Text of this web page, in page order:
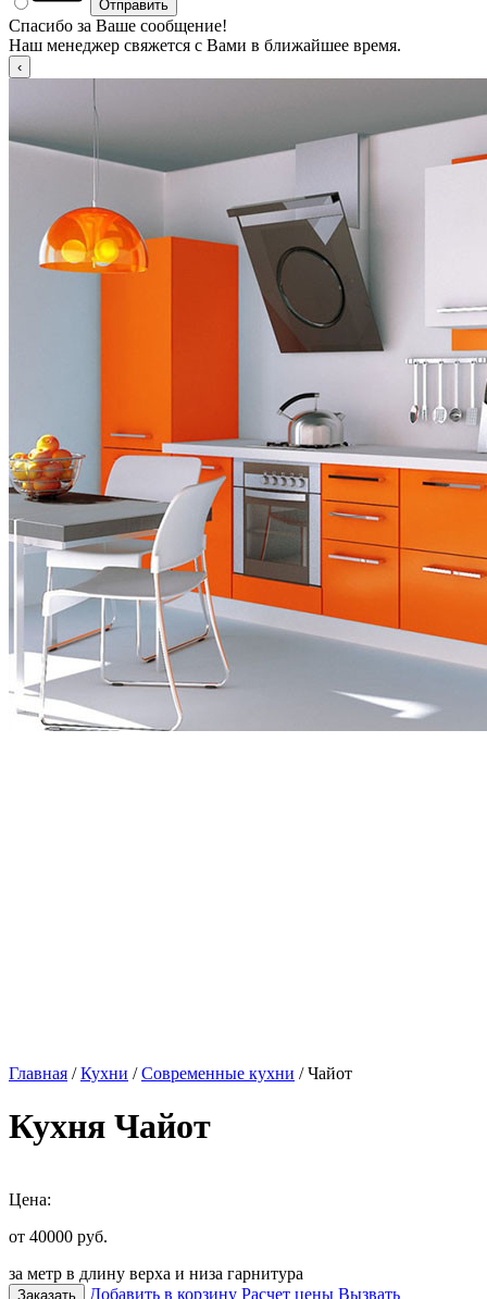
Спасибо за Ваше сообщение!
Наш менеджер свяжется с Вами в ближайшее время.
Главная /Кухни /Современные кухни / Чайот
Кухня Чайот
Цена:
от 40000 руб.
за метр в длину верха и низа гарнитура
Заказать Добавить в корзину Расчет цены Вызвать